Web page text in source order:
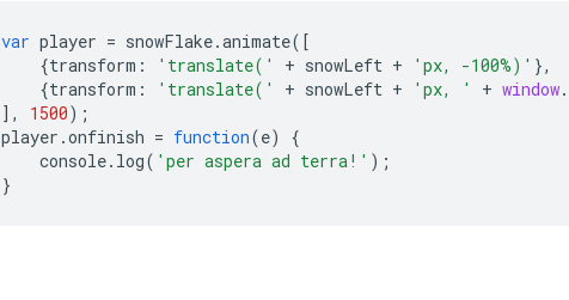
var player = snowFlake.animate([
{transform : 'translate(' + snowLeft + 'px, -100%)' },
{transform : 'translate(' + snowLeft + 'px, ' + window.
],
1500);
player .onfinish = function(e)
{
console. log( 'per aspera ad terra!' );
}